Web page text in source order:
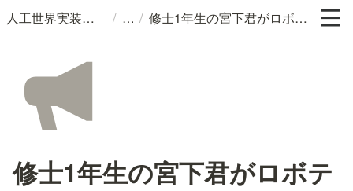
人工世界実装研究室 / / 修士1年生の宮下君がロボティクス・メカトロニクス講演会2024（ROBOMECH2024）で研究発表を行いました
修士1年生の宮下君がロボテ